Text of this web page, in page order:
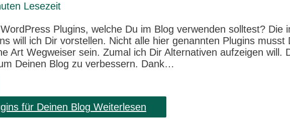
Lesezeit
Plugins, welche Du im Blog verwenden solltest? Die
will ich Dir vorstellen. Nicht alle hier genannten Plugins musst
Art Wegweiser sein. Zumal ich Dir Alternativen aufzeigen will.
Deinen Blog zu verbessern. Dank…
für Deinen Blog Weiterlesen